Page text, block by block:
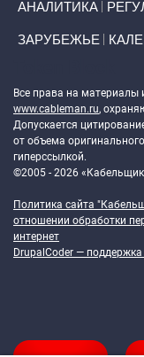
АНАЛИТИКА
ЗАРУБЕЖЬЕ
Все права на материалы
www.cableman.ru,
Допускается
от объема
гиперссылкой.
©2005 - 2026
Политика сайта
отношении обработки
интернет
DrupalCoder —